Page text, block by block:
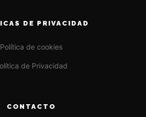
DE PRIVACIDAD
Política de cookies
de Privacidad
CONTACTO